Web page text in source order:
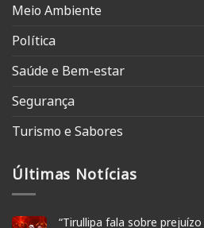
Meio Ambiente
Política
Saúde e Bem-estar
Segurança
Turismo e Sabores
Últimas Notícias
“Tirullipa fala sobre